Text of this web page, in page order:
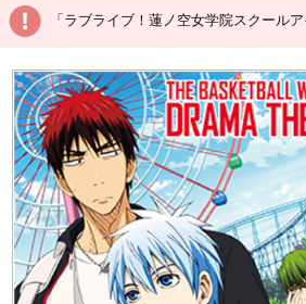
「ラブライブ！蓮ノ空女学院スクール